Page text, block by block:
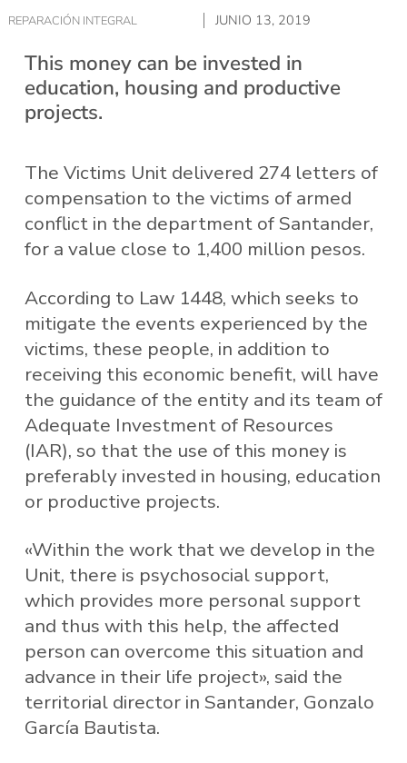
REPARACIÓN INTEGRAL JUNIO 13, 2019
This money can be invested in
education, housing and productive
projects.
The Victims Unit delivered 274 letters of
compensation to the victims of armed
conflict in the department of Santander,
for a value close to 1,400 million pesos.
According to Law 1448, which seeks to
mitigate the events experienced by the
victims, these people, in addition to
receiving this economic benefit, will have
the guidance of the entity and its team of
Adequate Investment of Resources
(IAR), so that the use of this money is
preferably invested in housing, education
or productive projects.
«Within the work that we develop in the
Unit, there is psychosocial support,
which provides more personal support
and thus with this help, the affected
person can overcome this situation and
advance in their life project», said the
territorial director in Santander, Gonzalo
García Bautista.